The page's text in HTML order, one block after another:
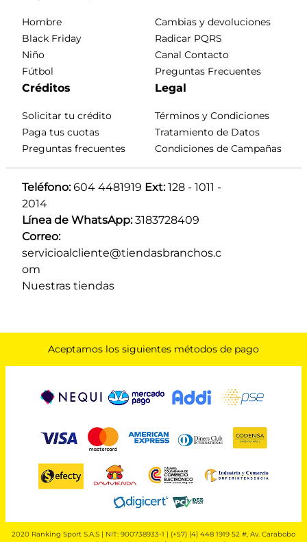
Hombre
Black Friday
Niño
Fútbol
Cambias y devoluciones
Radicar PQRS
Canal Contacto
Preguntas Frecuentes
Créditos
Solicitar tu crédito
Paga tus cuotas
Preguntas frecuentes
Legal
Términos y Condiciones
Tratamiento de Datos
Condiciones de Campañas
Teléfono: 604 4481919 Ext: 128 - 1011 -
2014
Línea de WhatsApp: 3183728409
Correo:
servicioalcliente@tiendasbranchos.c
om
Nuestras tiendas
Aceptamos los siguientes métodos de pago
2020 Ranking Sport S.A.S | NIT: 900738933-1 | (+57) (4) 448 1919 52 #, Av. Carabobo